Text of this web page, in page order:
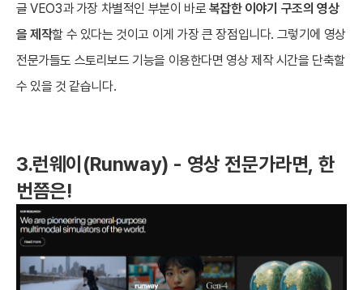
글 VEO3과 가장 차별적인 부분이 바로 복잡한 이야기 구조의 영상
을 제작할 수 있다는 것이고 이게 가장 큰 장점입니다. 그렇기에 영상
전문가들도 스토리보드 기능을 이용한다면 영상 제작 시간을 단축할
수 있을 것 같습니다.
3.런웨이(Runway) - 영상 전문가라면, 한
번쯤은!